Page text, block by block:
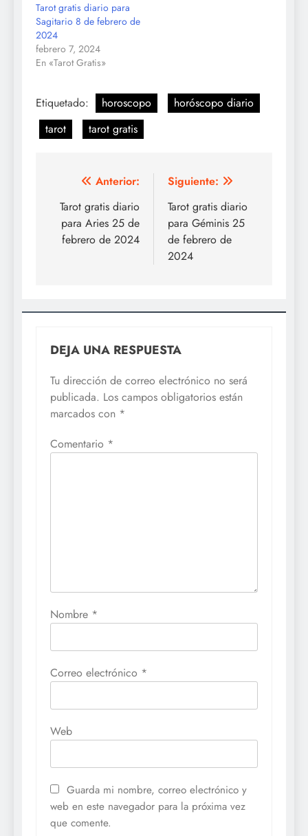
Tarot gratis diario para
Sagitario 8 de febrero de
2024
febrero 7, 2024
En «Tarot Gratis»
Etiquetado: horoscopo
horóscopo diario
tarot
tarot gratis
Navegación
de
entradas
Anterior:
Tarot gratis diario
para Aries 25 de
febrero de 2024
Siguiente:
Tarot gratis diario
para Géminis 25
de febrero de
2024
DEJA UNA RESPUESTA
Tu dirección de correo electrónico no será
publicada. Los campos obligatorios están
marcados con *
Comentario *
Nombre *
Correo electrónico *
Web
Guarda mi nombre, correo electrónico y
web en este navegador para la próxima vez
que comente.